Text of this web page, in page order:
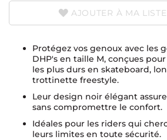
AJOUTER À MA
Protégez vos genoux avec les
DHP's en taille M, conçues
les plus durs en skateboard,
trottinette freestyle.
Leur design noir élégant
sans compromettre le confort.
Idéales pour les riders qui
leurs limites en toute sécurité.